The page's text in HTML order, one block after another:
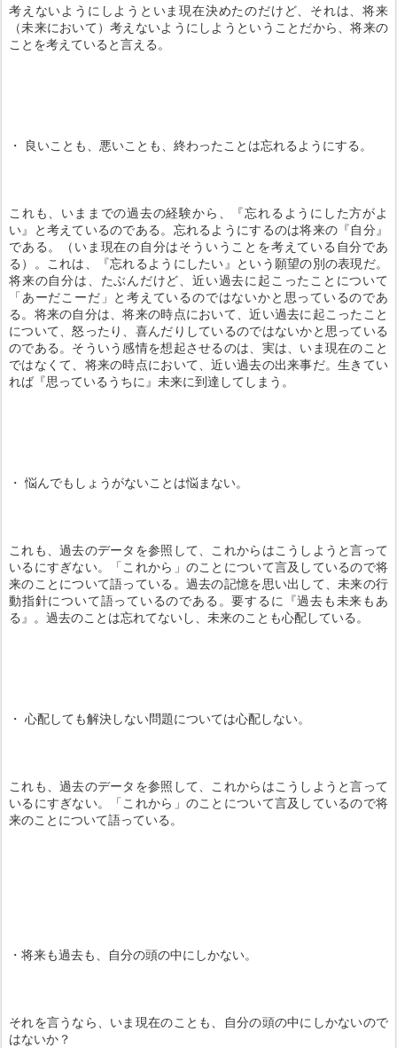
考えないようにしようといま現在決めたのだけど、それは、将来
（未来において）考えないようにしようということだから、将来の
ことを考えていると言える。
・ 良いことも、悪いことも、終わったことは忘れるようにする。
これも、いままでの過去の経験から、『忘れるようにした方がよ
い』と考えているのである。忘れるようにするのは将来の『自分』
である。（いま現在の自分はそういうことを考えている自分であ
る）。これは、『忘れるようにしたい』という願望の別の表現だ。
将来の自分は、たぶんだけど、近い過去に起こったことについて
「あーだこーだ」と考えているのではないかと思っているのであ
る。将来の自分は、将来の時点において、近い過去に起こったこと
について、怒ったり、喜んだりしているのではないかと思っている
のである。そういう感情を想起させるのは、実は、いま現在のこと
ではなくて、将来の時点において、近い過去の出来事だ。生きてい
れば『思っているうちに』未来に到達してしまう。
・ 悩んでもしょうがないことは悩まない。
これも、過去のデータを参照して、これからはこうしようと言って
いるにすぎない。「これから」のことについて言及しているので将
来のことについて語っている。過去の記憶を思い出して、未来の行
動指針について語っているのである。要するに『過去も未来もあ
る』。過去のことは忘れてないし、未来のことも心配している。
・ 心配しても解決しない問題については心配しない。
これも、過去のデータを参照して、これからはこうしようと言って
いるにすぎない。「これから」のことについて言及しているので将
来のことについて語っている。
・将来も過去も、自分の頭の中にしかない。
それを言うなら、いま現在のことも、自分の頭の中にしかないので
はないか？